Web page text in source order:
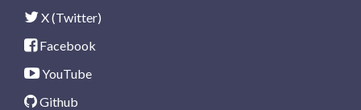
X (Twitter)
Facebook
YouTube
Github